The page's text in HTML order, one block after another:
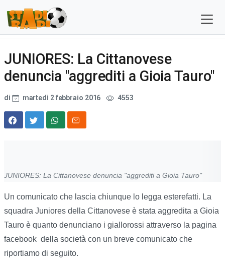
JUNIORES: La Cittanovese
denuncia "aggrediti a Gioia Tauro"
di martedì 2 febbraio 2016 4553
JUNIORES: La Cittanovese denuncia "aggrediti a Gioia Tauro"
Un comunicato che lascia chiunque lo legga esterefatti. La
squadra Juniores della Cittanovese è stata aggredita a Gioia
Tauro è quanto denunciano i giallorossi attraverso la pagina
facebook della società con un breve comunicato che
riportiamo di seguito.